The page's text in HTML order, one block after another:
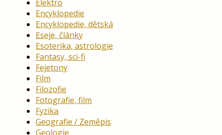
Elektro
Encyklopedie
Encyklopedie, dětská
Eseje, články
Esoterika, astrologie
Fantasy, sci-fi
Fejetony
Film
Filozofie
Fotografie, film
Fyzika
Geografie / Zeměpis
Geologie